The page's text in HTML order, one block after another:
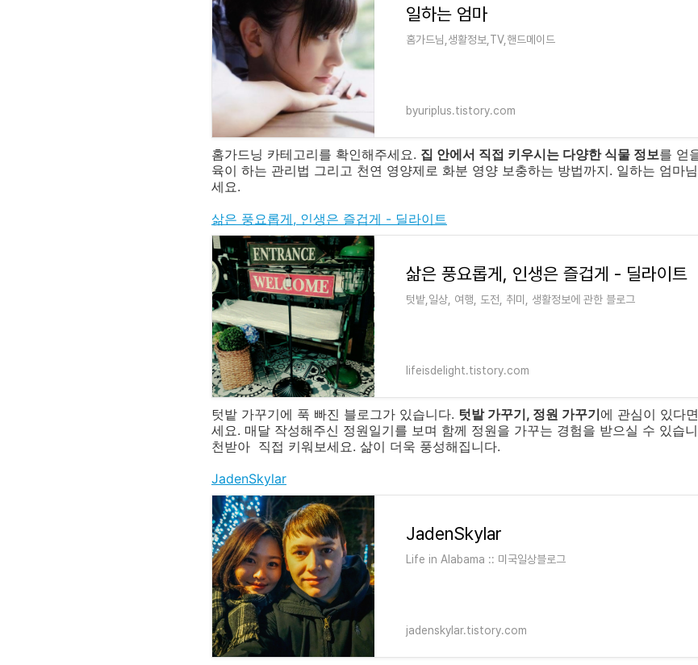
일하는 엄마
홈가드님,생활정보,TV,핸드메이드
byuriplus.tistory.com
홈가드닝 카테고리를 확인해주세요. 집 안에서 직접 키우시는 다양한 식물 정보를 얻
육이 하는 관리법 그리고 천연 영양제로 화분 영양 보충하는 방법까지. 일하는 엄마
세요.
삶은 풍요롭게, 인생은 즐겁게 - 딜라이트
삶은 풍요롭게, 인생은 즐겁게 - 딜라이트
텃밭,일상, 여행, 도전, 취미, 생활정보에 관한 블로그
lifeisdelight.tistory.com
텃밭 가꾸기에 푹 빠진 블로그가 있습니다. 텃밭 가꾸기, 정원 가꾸기에 관심이 있다
세요. 매달 작성해주신 정원일기를 보며 함께 정원을 가꾸는 경험을 받으실 수 있습
천받아 직접 키워보세요. 삶이 더욱 풍성해집니다.
JadenSkylar
JadenSkylar
Life in Alabama :: 미국일상블로그
jadenskylar.tistory.com